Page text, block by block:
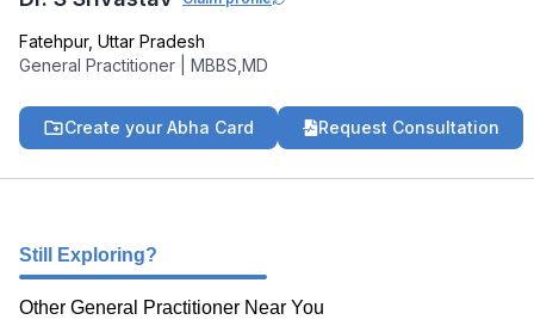
Fatehpur, Uttar Pradesh
General Practitioner
MBBS,MD
Create your Abha Card Request Consultation
Still Exploring?
Other General Practitioner Near You